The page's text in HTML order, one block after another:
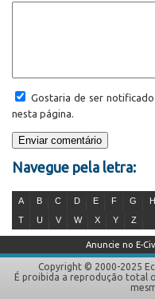
Gostaria de ser
nesta página.
Navegue pela letra:
A B C D E F G H
T
U V W X Y Z
Anuncie no E-
Copyright © 2000-2025
É proibida a reprodução total